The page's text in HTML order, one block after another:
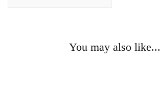
You may also like...